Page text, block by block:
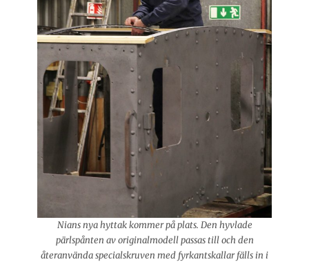
Nians nya hyttak kommer på plats. Den hyvlade
pärlspånten av originalmodell passas till och den
återanvända specialskruven med fyrkantskallar fälls in i